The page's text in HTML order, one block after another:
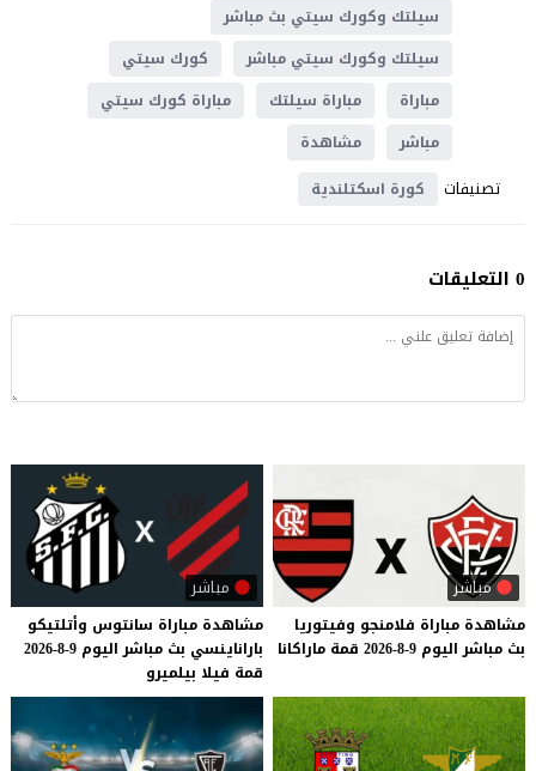
سيلتك وكورك سيتي بث مباشر
سيلتك وكورك سيتي مباشر
كورك سيتي
مباراة
مباراة سيلتك
مباراة كورك سيتي
مباشر
مشاهدة
تصنيفات كورة اسكتلندية
0 التعليقات
مباشر
مشاهدة مباراة فلامنجو وفيتوريا
بث مباشر اليوم 9-8-2026 قمة ماراكانا
مباشر
مشاهدة مباراة سانتوس وأتلتيكو
باراناينسي بث مباشر اليوم 9-8-2026
قمة فيلا بيلميرو